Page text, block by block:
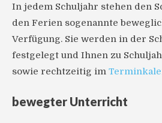
In jedem Schuljahr stehen den
den Ferien sogenannte
Verfügung. Sie werden in der
festgelegt und Ihnen zu
sowie rechtzeitig im
bewegter Unterricht